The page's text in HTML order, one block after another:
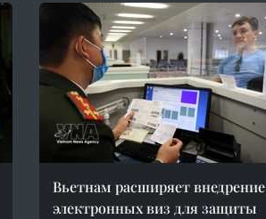
Вьетнам расширяет внедрение
электронных виз для защиты